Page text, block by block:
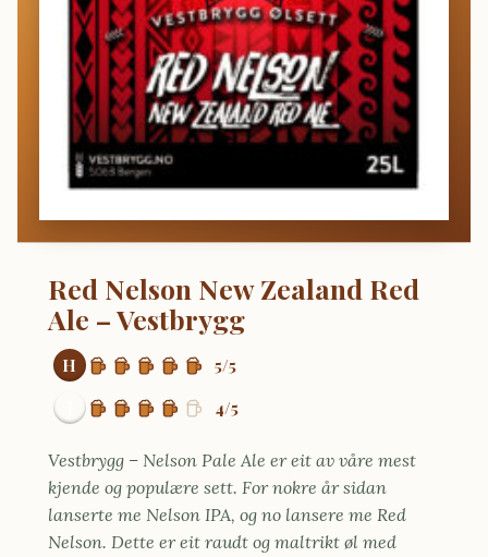
Red Nelson New Zealand Red
Ale – Vestbrygg
H
5/5
4/5
Vestbrygg – Nelson Pale Ale er eit av våre mest
kjende og populære sett. For nokre år sidan
lanserte me Nelson IPA, og no lansere me Red
Nelson. Dette er eit raudt og maltrikt øl med